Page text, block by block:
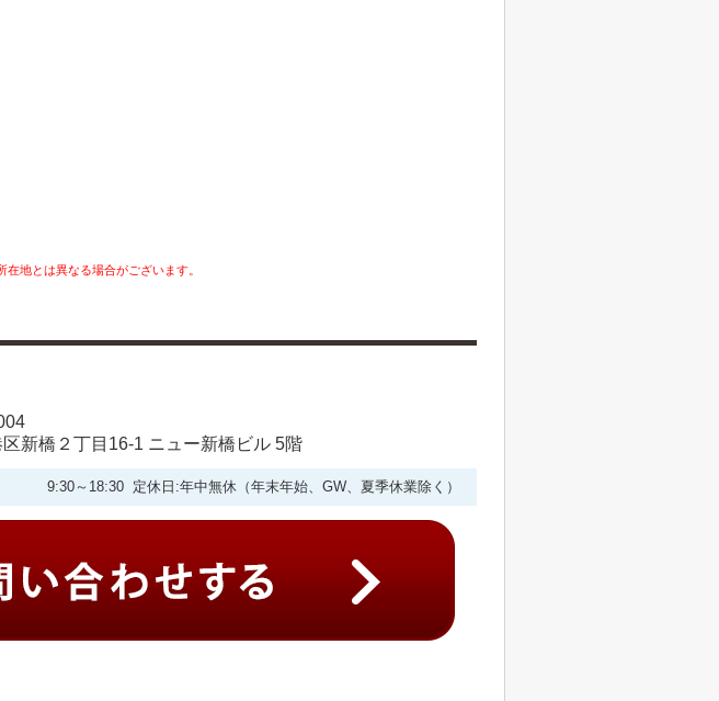
地とは異なる場合がございます。
新橋２丁目16-1 ニュー新橋ビル 5階
9:30～18:30 定休日:年中無休（年末年始、GW、夏季休業除く）